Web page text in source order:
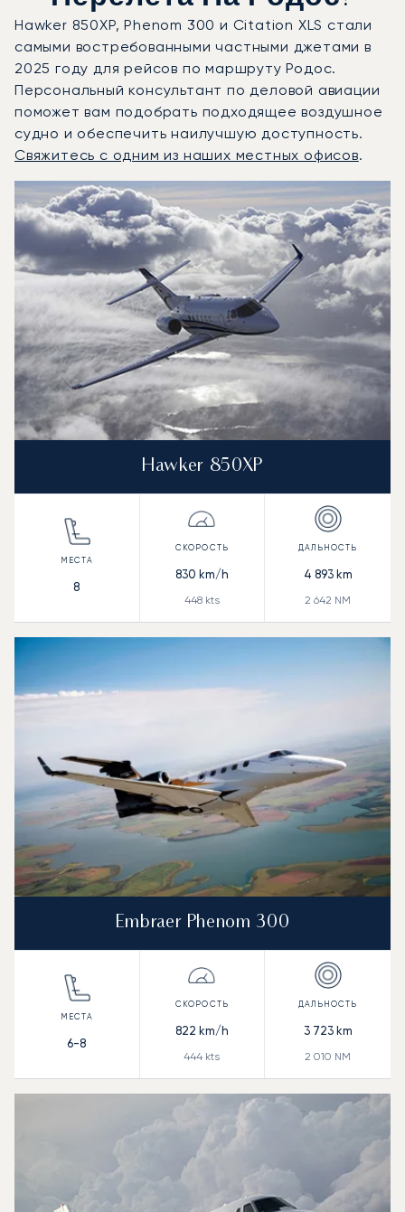
Hawker 850XP, Phenom 300 и Citation XLS стали
самыми востребованными частными джетами в
2025 году для рейсов по маршруту Родос.
Персональный консультант по деловой авиации
поможет вам подобрать подходящее воздушное
судно и обеспечить наилучшую доступность.
Свяжитесь с одним из наших местных офисов.
Фото воздушного суднаМодель воздушного судна
Скорость (км/ч)
Скорость (узлы)
Дальность (NM)
Hawker 850XP
8
830 km/h
448kts
4 893km
2 642 NM
Embraer Phenom 300
6-8
822 km/h
444 kts
3 723km
2 010 NM